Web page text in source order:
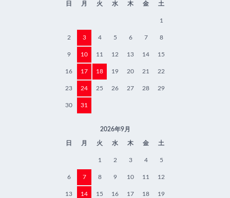
日 月 火 水 木 金 土
1
2 3 4 5 6 7 8
9 10 11 12 13 14 15
16 17 18 19 20 21 22
23 24 25 26 27 28 29
30 31
2026年9月
日 月 火 水 木 金 土
1 2 3 4 5
6 7 8 9 10 11 12
13 14 15 16 17 18 19